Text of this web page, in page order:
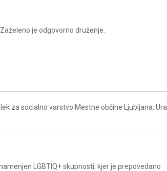
je odgovorno druženje.
za socialno varstvo Mestne občine Ljubljana,
LGBTIQ+ skupnosti, kjer je prepovedano